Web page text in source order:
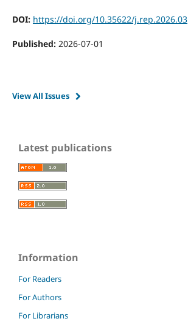
DOI: https://doi.org/10.35622/j.rep.2026.03
Published: 2026-07-01
View All Issues
Latest publications
Information
For Readers
For Authors
For Librarians